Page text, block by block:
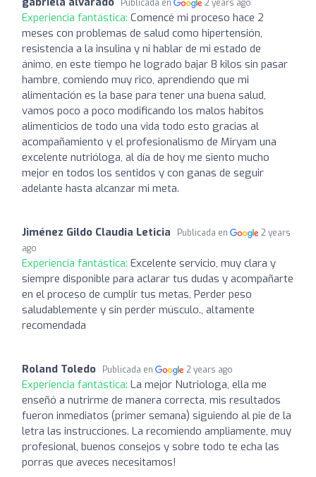
Publicada en 2 years ago
Experiencia fantástica: Comencé mi proceso hace 2
meses con problemas de salud como hipertensión,
resistencia a la insulina y ni hablar de mi estado de
ánimo, en este tiempo he logrado bajar 8 kilos sin pasar
hambre, comiendo muy rico, aprendiendo que mi
alimentación es la base para tener una buena salud,
vamos poco a poco modificando los malos habitos
alimenticios de todo una vida todo esto gracias al
acompañamiento y el profesionalismo de Miryam una
excelente nutrióloga, al día de hoy me siento mucho
mejor en todos los sentidos y con ganas de seguir
adelante hasta alcanzar mi meta.
Jiménez Gildo Claudia Leticia Publicada en
2 years
ago
Experiencia fantástica: Excelente servicio, muy clara y
siempre disponible para aclarar tus dudas y acompañarte
en el proceso de cumplir tus metas, Perder peso
saludablemente y sin perder músculo., altamente
recomendada
Roland Toledo Publicada en 2 years ago
Experiencia fantástica: La mejor Nutriologa, ella me
enseñó a nutrirme de manera correcta, mis resultados
fueron inmediatos (primer semana) siguiendo al pie de la
letra las instrucciones. La recomiendo ampliamente, muy
profesional, buenos consejos y sobre todo te echa las
porras que aveces necesitamos!